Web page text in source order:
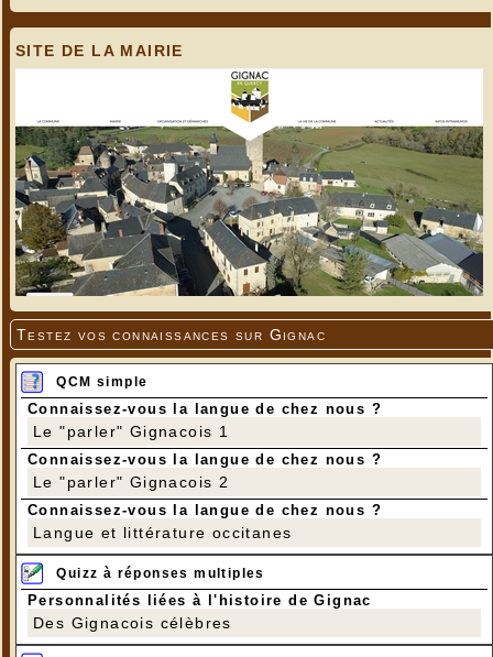
SITE DE LA MAIRIE
Testez vos connaissances sur Gignac
QCM simple
Connaissez-vous la langue de chez nous ?
Le "parler" Gignacois 1
Connaissez-vous la langue de chez nous ?
Le "parler" Gignacois 2
Connaissez-vous la langue de chez nous ?
Langue et littérature occitanes
Quizz à réponses multiples
Personnalités liées à l'histoire de Gignac
Des Gignacois célèbres